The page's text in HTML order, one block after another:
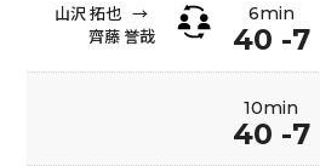
山沢 拓也 →
齊藤 誉哉
6min
40 -7
10min
40 -7